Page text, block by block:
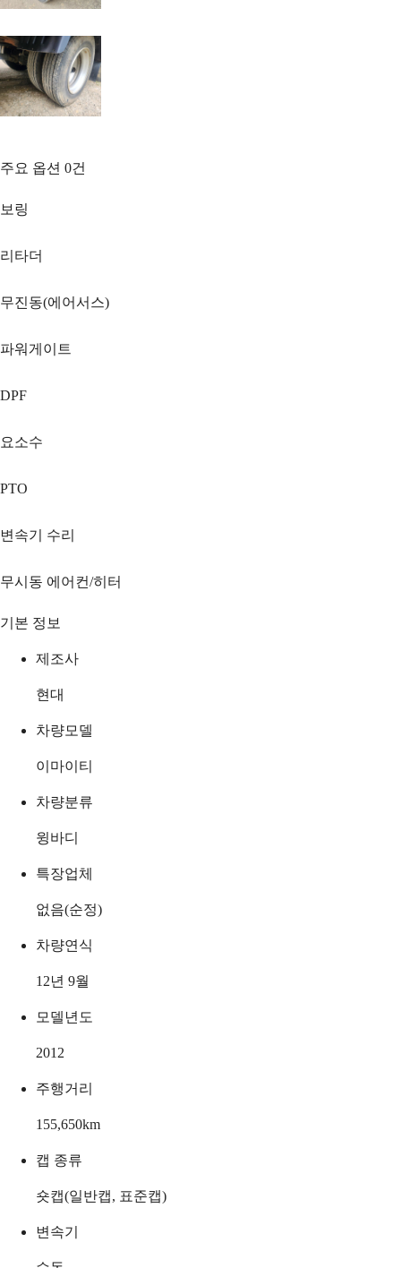
주요 옵션 0건
보링
리타더
무진동(에어서스)
파워게이트
DPF
요소수
PTO
변속기 수리
무시동 에어컨/히터
기본 정보
제조사
현대
차량모델
이마이티
차량분류
윙바디
특장업체
없음(순정)
차량연식
12년 9월
모델년도
2012
주행거리
155,650km
캡 종류
숏캡(일반캡, 표준캡)
변속기